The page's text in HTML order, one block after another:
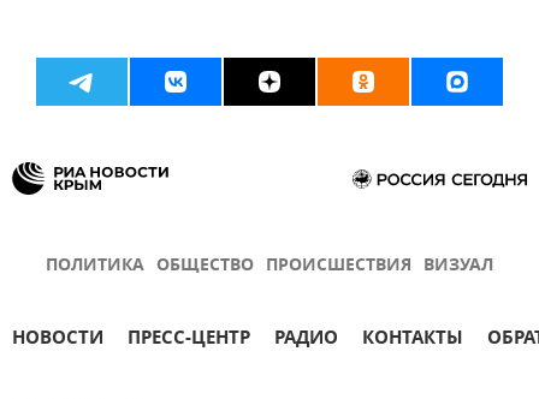
ПОЛИТИКА ОБЩЕСТВО ПРОИСШЕСТВИЯ ВИЗУАЛ
НОВОСТИ ПРЕСС-ЦЕНТР РАДИО КОНТАКТЫ